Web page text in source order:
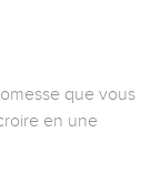
que vous
en une